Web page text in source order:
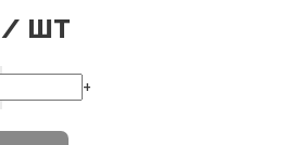
/ ШТ
+